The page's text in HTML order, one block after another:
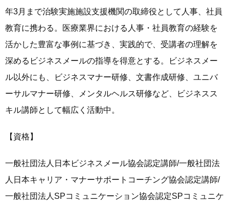
年3月まで治験実施施設支援機関の取締役として人事、社員
教育に携わる。医療業界における人事・社員教育の経験を
活かした豊富な事例に基づき、実践的で、受講者の理解を
深めるビジネスメールの指導を得意とする。ビジネスメー
ル以外にも、ビジネスマナー研修、文書作成研修、ユニバ
ーサルマナー研修、メンタルヘルス研修など、ビジネスス
キル講師として幅広く活動中。
【資格】
一般社団法人日本ビジネスメール協会認定講師/一般社団法
人日本キャリア・マナーサポートコーチング協会認定講師/
一般社団法人SPコミュニケーション協会認定SPコミュニケ